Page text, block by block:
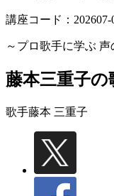
講座コード：202607-
～プロ歌手に学ぶ
藤本三重子の
歌手藤本 三重子